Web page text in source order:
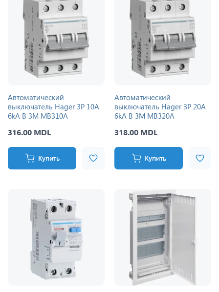
Автоматический
выключатель Hager 3P 10A
6kA B 3M MB310A
316.00 MDL
Купить
Автоматический
выключатель Hager 3P 20A
6kA B 3M MB320A
318.00 MDL
Купить